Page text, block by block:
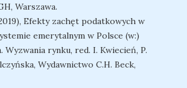
Warszawa.
Efekty zachęt podatkowych w
emerytalnym w Polsce (w:)
Wyzwania rynku, red. I. Kwiecień, P.
Wydawnictwo C.H. Beck,